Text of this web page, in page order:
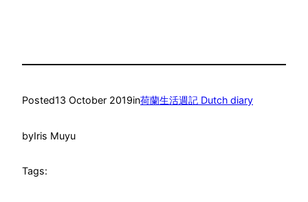
Posted13 October 2019in荷蘭生活週記 Dutch diary
byIris Muyu
Tags: